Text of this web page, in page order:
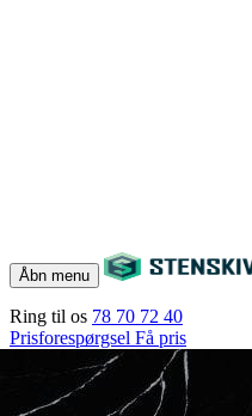
Åbn menu
Ring til os 78 70 72 40
Prisforespørgsel Få pris